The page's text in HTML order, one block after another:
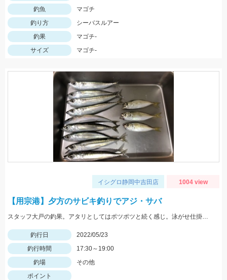
釣魚
マゴチ
釣り方
シーバスルアー
釣果
マゴチ-
サイズ
マゴチ-
イシグロ静岡中吉田店 1004 view
【用宗港】夕方のサビキ釣りでアジ・サバ
スタッフ大戸の釣果。アタリとしてはポツポツと続く感じ。泳がせ仕掛で青物も狙えるかも。
釣行日
2022/05/23
釣行時間
17:30～19:00
釣場
その他
ポイント